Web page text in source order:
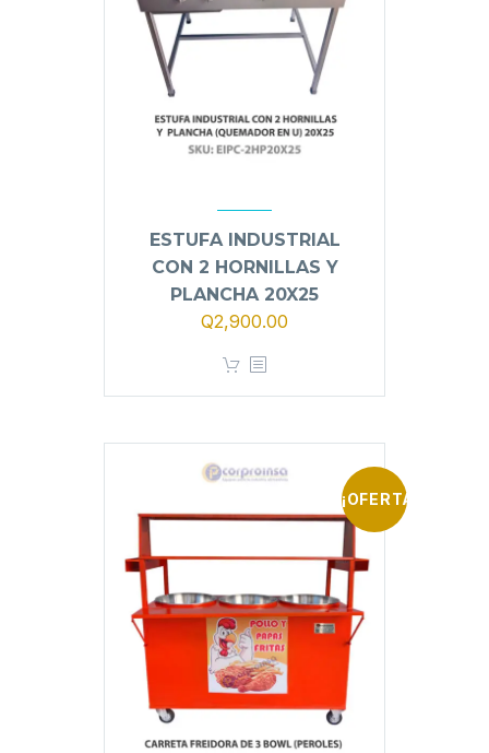
ESTUFA INDUSTRIAL
CON 2 HORNILLAS Y
PLANCHA 20X25
Q2,900.00
¡OFERTA!